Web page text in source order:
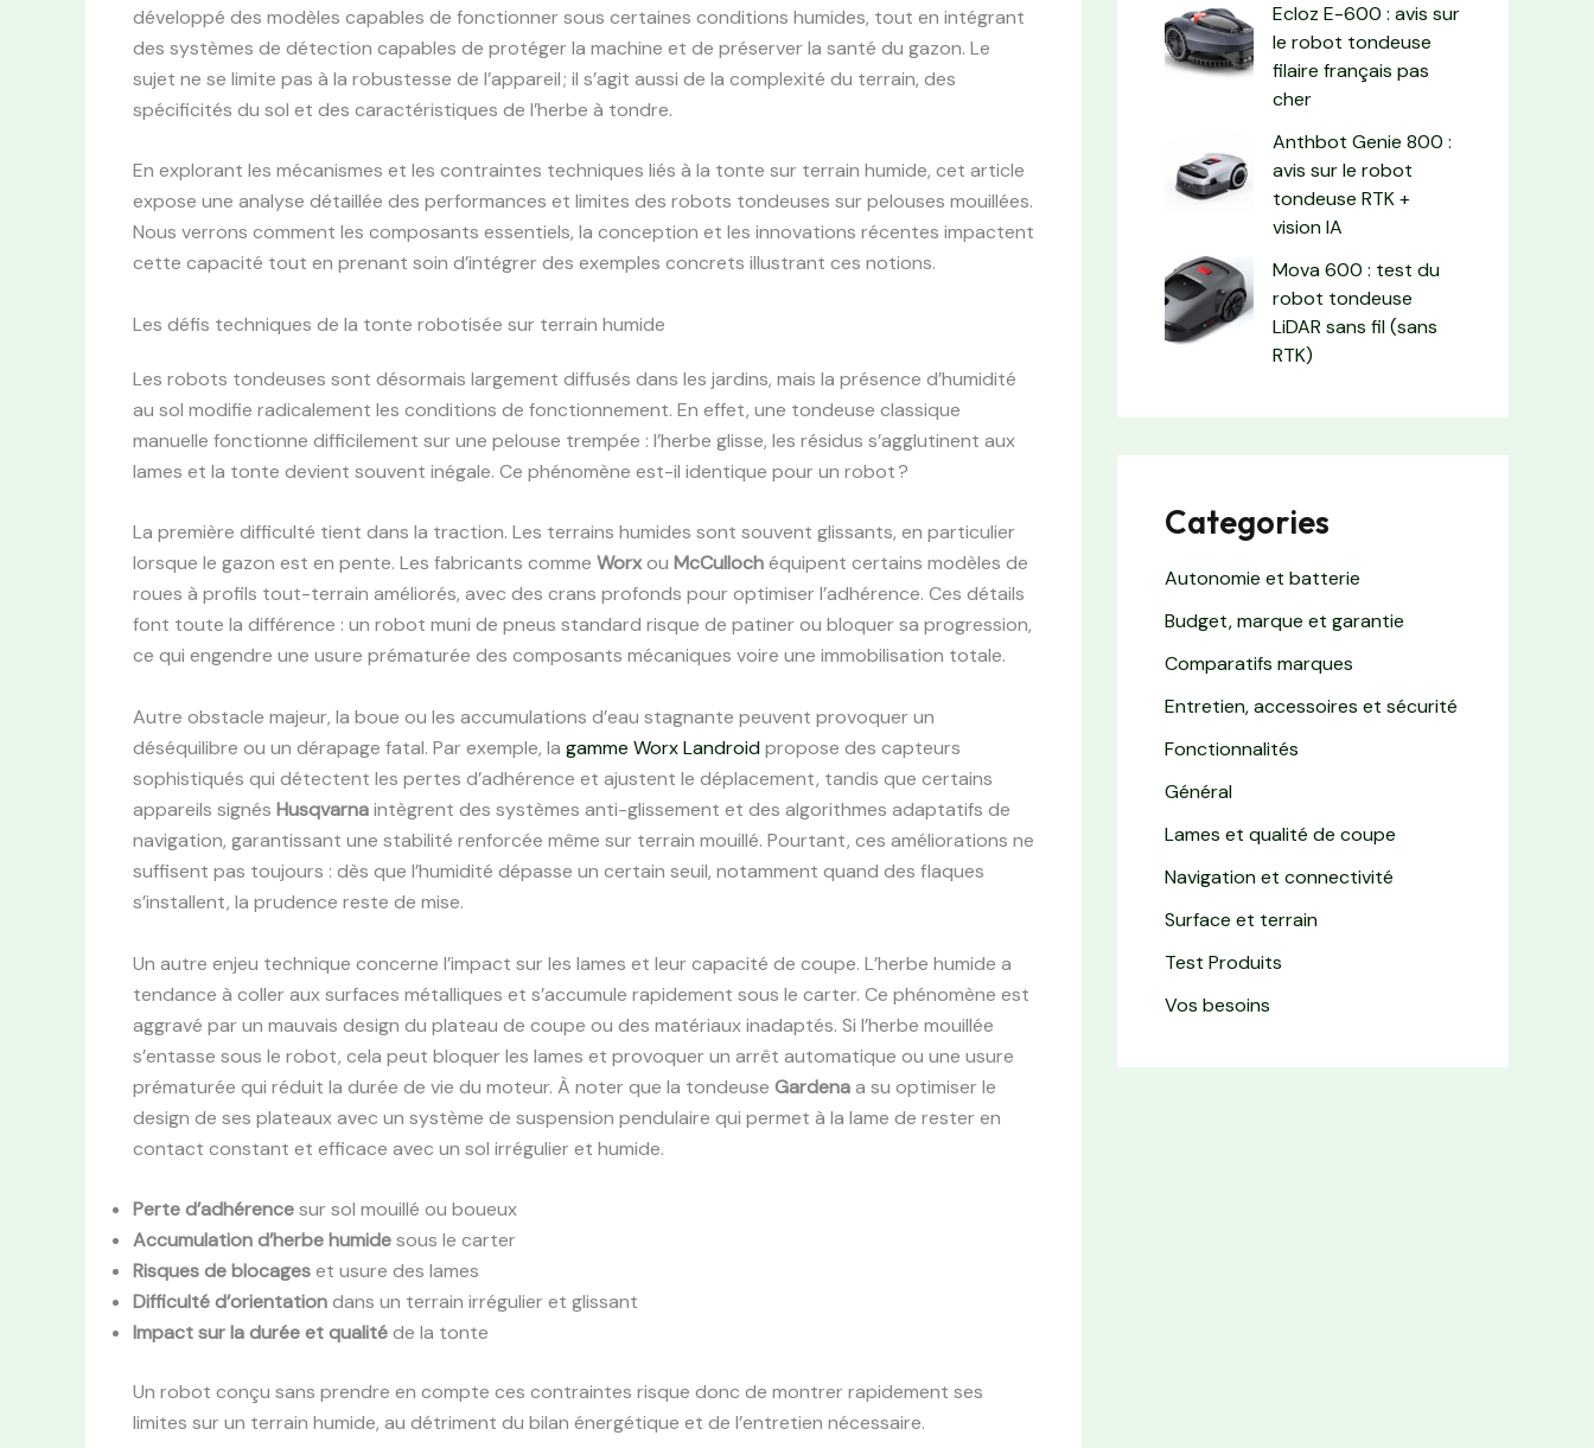
développé des modèles capables de fonctionner sous certaines conditions humides, tout en intégrant
des systèmes de détection capables de protéger la machine et de préserver la santé du gazon. Le
sujet ne se limite pas à la robustesse de l’appareil ; il s’agit aussi de la complexité du terrain, des
spécificités du sol et des caractéristiques de l’herbe à tondre.
En explorant les mécanismes et les contraintes techniques liés à la tonte sur terrain humide, cet article
expose une analyse détaillée des performances et limites des robots tondeuses sur pelouses mouillées.
Nous verrons comment les composants essentiels, la conception et les innovations récentes impactent
cette capacité tout en prenant soin d’intégrer des exemples concrets illustrant ces notions.
Les défis techniques de la tonte robotisée sur terrain humide
Les robots tondeuses sont désormais largement diffusés dans les jardins, mais la présence d’humidité
au sol modifie radicalement les conditions de fonctionnement. En effet, une tondeuse classique
manuelle fonctionne difficilement sur une pelouse trempée : l’herbe glisse, les résidus s’agglutinent aux
lames et la tonte devient souvent inégale. Ce phénomène est-il identique pour un robot ?
La première difficulté tient dans la traction. Les terrains humides sont souvent glissants, en particulier
lorsque le gazon est en pente. Les fabricants comme Worxou McCullochéquipent certains modèles de
roues à profils tout-terrain améliorés, avec des crans profonds pour optimiser l’adhérence. Ces détails
font toute la différence : un robot muni de pneus standard risque de patiner ou bloquer sa progression,
ce qui engendre une usure prématurée des composants mécaniques voire une immobilisation totale.
Autre obstacle majeur, la boue ou les accumulations d’eau stagnante peuvent provoquer un
déséquilibre ou un dérapage fatal. Par exemple, la gamme Worx Landroidpropose des capteurs
sophistiqués qui détectent les pertes d’adhérence et ajustent le déplacement, tandis que certains
appareils signés Husqvarnaintègrent des systèmes anti-glissement et des algorithmes adaptatifs de
navigation, garantissant une stabilité renforcée même sur terrain mouillé. Pourtant, ces améliorations ne
suffisent pas toujours : dès que l’humidité dépasse un certain seuil, notamment quand des flaques
s’installent, la prudence reste de mise.
Un autre enjeu technique concerne l’impact sur les lames et leur capacité de coupe. L’herbe humide a
tendance à coller aux surfaces métalliques et s’accumule rapidement sous le carter. Ce phénomène est
aggravé par un mauvais design du plateau de coupe ou des matériaux inadaptés. Si l’herbe mouillée
s’entasse sous le robot, cela peut bloquer les lames et provoquer un arrêt automatique ou une usure
prématurée qui réduit la durée de vie du moteur. À noter que la tondeuse Gardenaa su optimiser le
design de ses plateaux avec un système de suspension pendulaire qui permet à la lame de rester en
contact constant et efficace avec un sol irrégulier et humide.
Perte d’adhérencesur sol mouillé ou boueux
Accumulation d’herbe humidesous le carter
Risques de blocageset usure des lames
Difficulté d’orientationdans un terrain irrégulier et glissant
Impact sur la durée et qualitéde la tonte
Un robot conçu sans prendre en compte ces contraintes risque donc de montrer rapidement ses
limites sur un terrain humide, au détriment du bilan énergétique et de l’entretien nécessaire.
Ecloz E-600 : avis sur
le robot tondeuse
filaire français pas
cher
Anthbot Genie 800 :
avis sur le robot
tondeuse RTK +
vision IA
Mova 600 : test du
robot tondeuse
LiDAR sans fil (sans
RTK)
Categories
Autonomie et batterie
Budget, marque et garantie
Comparatifs marques
Entretien, accessoires et sécurité
Fonctionnalités
Général
Lames et qualité de coupe
Navigation et connectivité
Surface et terrain
Test Produits
Vos besoins